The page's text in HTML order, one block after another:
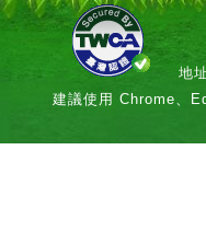
地
建議使用 Chrome、